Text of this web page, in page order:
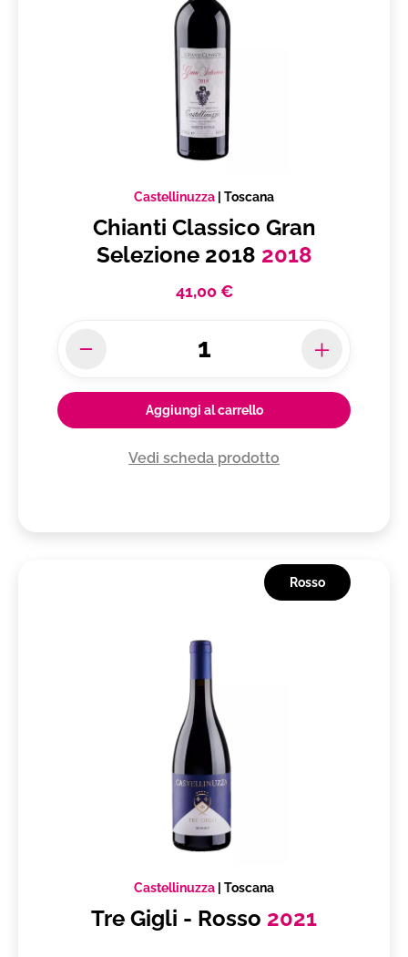
Castellinuzza Toscana
Chianti Classico Gran
Selezione 2018 2018
41,00 €
Aggiungi al carrello
Vedi scheda prodotto
Rosso
Castellinuzza Toscana
Tre Gigli - Rosso 2021